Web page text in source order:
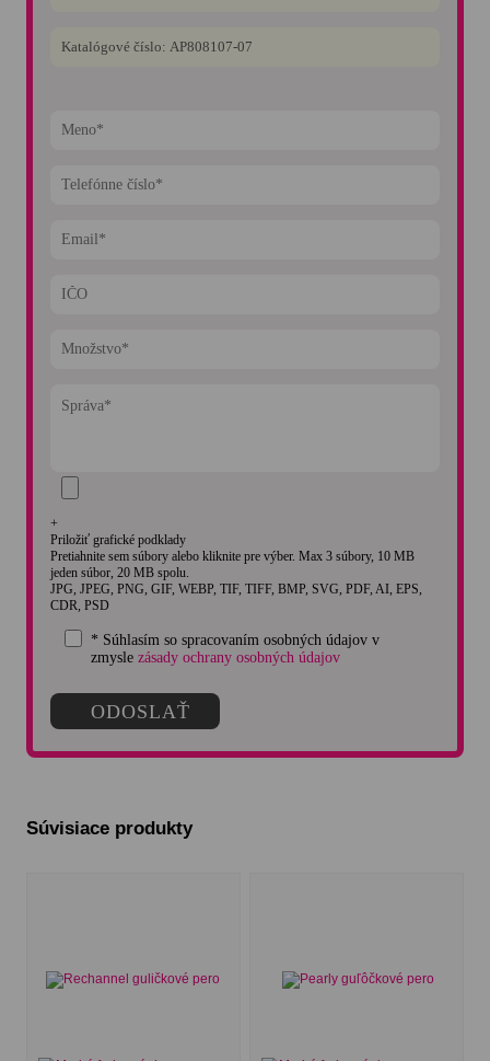
+
Priložiť grafické podklady
Pretiahnite sem súbory alebo kliknite pre výber. Max 3 súbory, 10 MB
jeden súbor, 20 MB spolu.
JPG, JPEG, PNG, GIF, WEBP, TIF, TIFF, BMP, SVG, PDF, AI, EPS,
CDR, PSD
* Súhlasím so spracovaním osobných údajov v
zmysle zásady ochrany osobných údajov
Súvisiace produkty